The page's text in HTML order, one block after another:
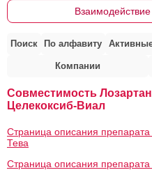
Поиск По алфавиту
Компании
Совместимость
Целекоксиб-Виал
Страница описания
Тева
Страница описания